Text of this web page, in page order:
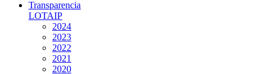
Transparencia
LOTAIP
2024
2023
2022
2021
2020